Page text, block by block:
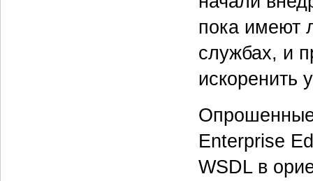
пока имеют
службах, и
искоренить
Enterprise
WSDL в